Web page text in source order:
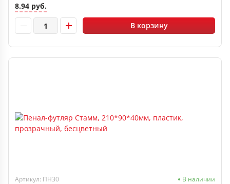
8.94 руб.
В корзину
Артикул: ПН30 В наличии